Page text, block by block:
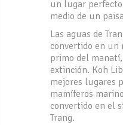
un lugar
medio de un
Las aguas de
convertido en un
primo del
extinción. Koh
mejores lugares
mamíferos
convertido en el
Trang.